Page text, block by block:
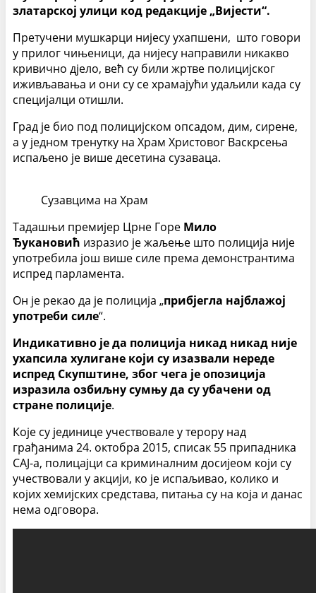
златарској улици код редакције „Вијести“.
Претучени мушкарци нијесу ухапшени, што говори
у прилог чињеници, да нијесу направили никакво
кривично дјело, већ су били жртве полицијског
иживљавања и они су се храмајући удаљили када су
специјалци отишли.
Град је био под полицијском опсадом, дим, сирене,
а у једном тренутку на Храм Христовог Васкрсења
испаљено је више десетина сузаваца.
Сузавцима на Храм
Тадашњи премијер Црне Горе Мило
Ђукановић изразио је жаљење што полиција није
употребила још више силе према демонстрантима
испред парламента.
Он је рекао да је полиција „прибјегла најблажој
употреби силе“.
Индикативно је да полиција никад никад није
ухапсила хулигане који су изазвали нереде
испред Скупштине, због чега је опозиција
изразила озбиљну сумњу да су убачени од
стране полиције.
Које су јединице учествовале у терору над
грађанима 24. октобра 2015, списак 55 припадника
САЈ-а, полицајци са криминалним досијеом који су
учествовали у акцији, ко је испаљивао, колико и
којих хемијских средстава, питања су на која и данас
нема одговора.